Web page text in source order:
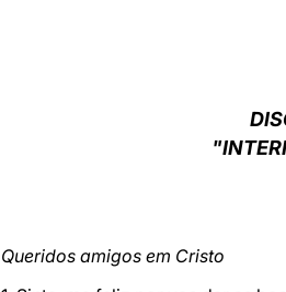
Queridos amigos em Cristo